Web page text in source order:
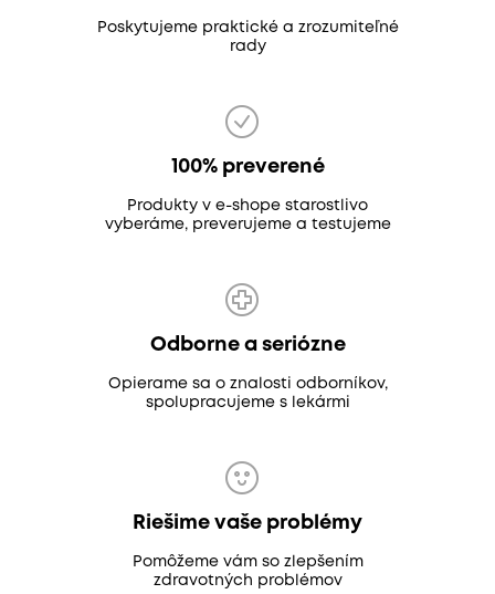
Poskytujeme praktické a zrozumiteľné
rady
100% preverené
Produkty v e-shope starostlivo
vyberáme, preverujeme a testujeme
Odborne a seriózne
Opierame sa o znalosti odborníkov,
spolupracujeme s lekármi
Riešime vaše problémy
Pomôžeme vám so zlepšením
zdravotných problémov